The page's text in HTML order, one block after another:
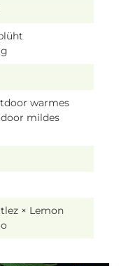
warmes
mildes
× Lemon